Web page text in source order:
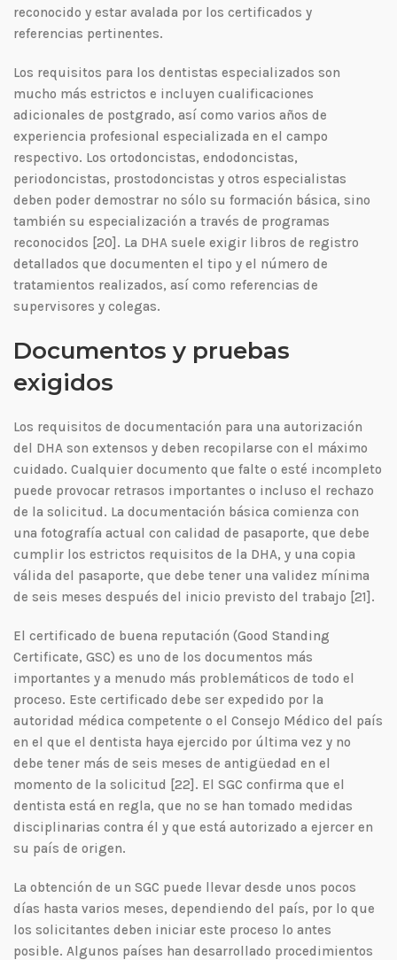
reconocido y estar avalada por los certificados y
referencias pertinentes.
Los requisitos para los dentistas especializados son
mucho más estrictos e incluyen cualificaciones
adicionales de postgrado, así como varios años de
experiencia profesional especializada en el campo
respectivo. Los ortodoncistas, endodoncistas,
periodoncistas, prostodoncistas y otros especialistas
deben poder demostrar no sólo su formación básica, sino
también su especialización a través de programas
reconocidos [20]. La DHA suele exigir libros de registro
detallados que documenten el tipo y el número de
tratamientos realizados, así como referencias de
supervisores y colegas.
Documentos y pruebas
exigidos
Los requisitos de documentación para una autorización
del DHA son extensos y deben recopilarse con el máximo
cuidado. Cualquier documento que falte o esté incompleto
puede provocar retrasos importantes o incluso el rechazo
de la solicitud. La documentación básica comienza con
una fotografía actual con calidad de pasaporte, que debe
cumplir los estrictos requisitos de la DHA, y una copia
válida del pasaporte, que debe tener una validez mínima
de seis meses después del inicio previsto del trabajo [21].
El certificado de buena reputación (Good Standing
Certificate, GSC) es uno de los documentos más
importantes y a menudo más problemáticos de todo el
proceso. Este certificado debe ser expedido por la
autoridad médica competente o el Consejo Médico del país
en el que el dentista haya ejercido por última vez y no
debe tener más de seis meses de antigüedad en el
momento de la solicitud [22]. El SGC confirma que el
dentista está en regla, que no se han tomado medidas
disciplinarias contra él y que está autorizado a ejercer en
su país de origen.
La obtención de un SGC puede llevar desde unos pocos
días hasta varios meses, dependiendo del país, por lo que
los solicitantes deben iniciar este proceso lo antes
posible. Algunos países han desarrollado procedimientos